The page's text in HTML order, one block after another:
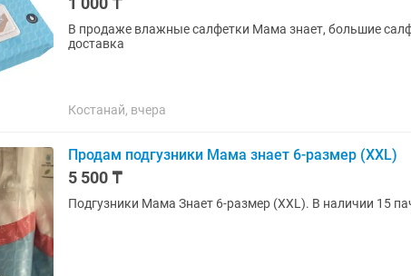
В продаже влажные салфетки Мама знает, большие
доставка
Костанай, вчера
Продам подгузники Мама знает 6-размер (XXL)
5 500 ₸
Подгузники Мама Знает 6-размер (XXL). В наличии 15